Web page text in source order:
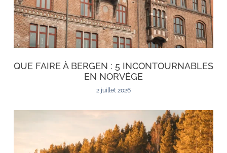
QUE FAIRE À BERGEN : 5 INCONTOURNABLES
EN NORVÈGE
2 juillet 2026